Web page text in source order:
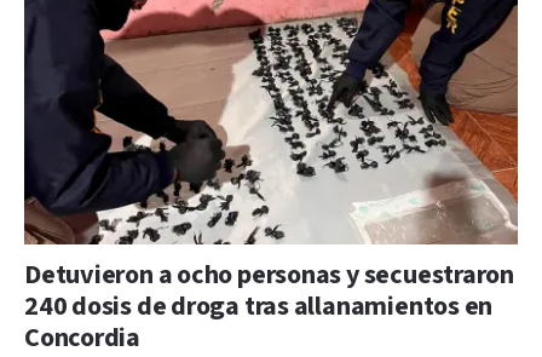
Detuvieron a ocho personas y secuestraron
240 dosis de droga tras allanamientos en
Concordia